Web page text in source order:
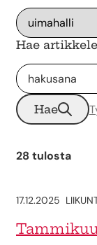
Hae
Hae
28 tulosta
17.12.2025